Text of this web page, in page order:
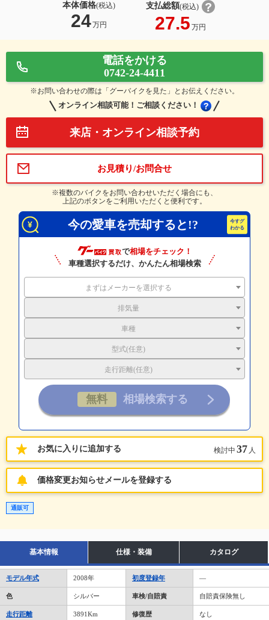
本体価格(税込)
24万円
支払総額(税込)
27.5 万円
電話をかける
0742-24-4411
※お問い合わせの際は「グーバイクを見た」とお伝えください。
オンライン相談可能！ご相談ください！
来店・オンライン相談予約
お見積り/お問合せ
※複数のバイクをお問い合わせいただく場合にも、
上記のボタンをご利用いただくと便利です。
今の愛車を売却すると!?
で相場をチェック！
車種選択するだけ、かんたん相場検索
まずはメーカーを選択する
排気量
車種
型式(任意)
走行距離(任意)
お気に入りに追加する 検討中 37 人
価格変更お知らせメールを登録する
通販可
基本情報 仕様・装備 カタログ
モデル年式 2008年 初度登録年 ―
色 シルバー 車検/自賠責 自賠責保険無し
走行距離 3891Km 修復歴 なし